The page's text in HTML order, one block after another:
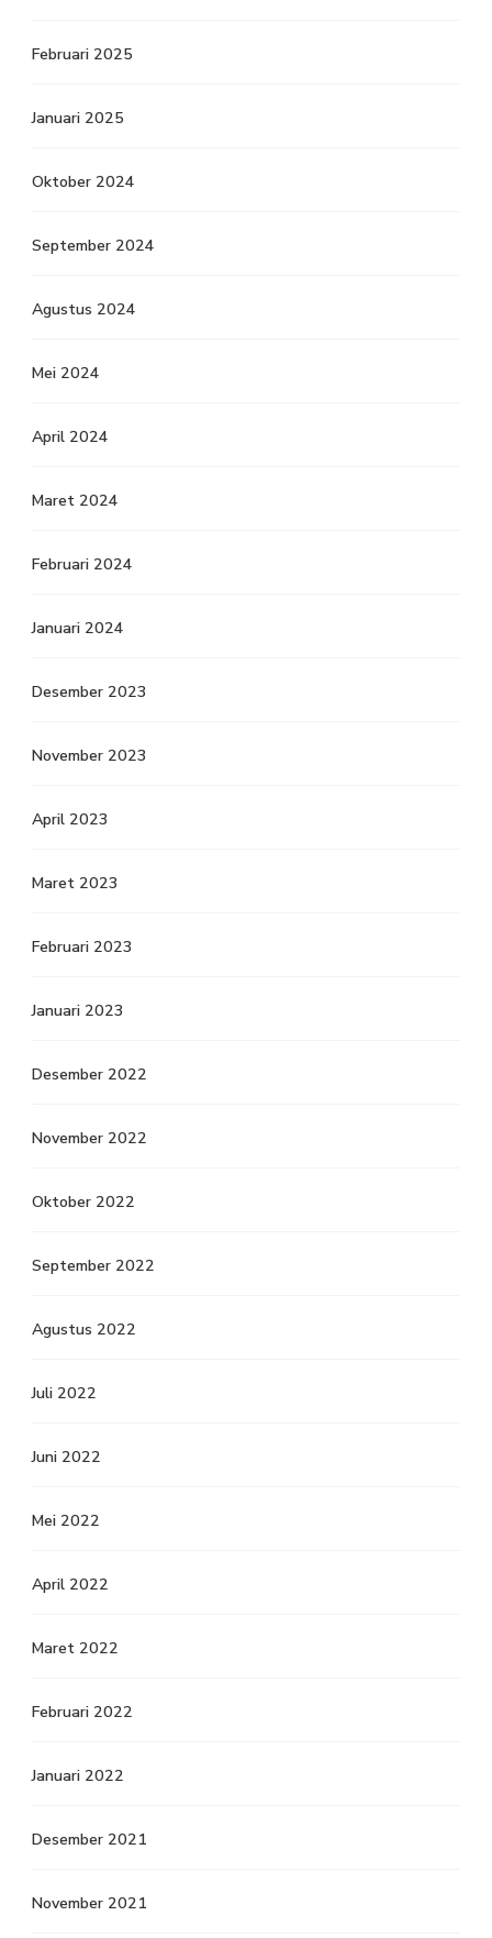
Februari 2025
Januari 2025
Oktober 2024
September 2024
Agustus 2024
Mei 2024
April 2024
Maret 2024
Februari 2024
Januari 2024
Desember 2023
November 2023
April 2023
Maret 2023
Februari 2023
Januari 2023
Desember 2022
November 2022
Oktober 2022
September 2022
Agustus 2022
Juli 2022
Juni 2022
Mei 2022
April 2022
Maret 2022
Februari 2022
Januari 2022
Desember 2021
November 2021